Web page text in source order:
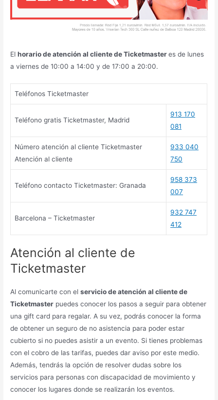
Elhorario de atención al cliente de Ticketmasteres de lunes
a viernes de 10:00 a 14:00 y de 17:00 a 20:00.
Teléfonos Ticketmaster
Teléfono gratis Ticketmaster, Madrid
913 170
081
Número atención al cliente Ticketmaster
Atención al cliente
933 040
750
Teléfono contacto Ticketmaster: Granada
958 373
007
Barcelona – Ticketmaster
932 747
412
Atención al cliente de
Ticketmaster
Al comunicarte con elservicio de atención al cliente de
Ticketmaster puedes conocer los pasos a seguir para obtener
una gift card para regalar. A su vez, podrás conocer la forma
de obtener un seguro de no asistencia para poder estar
cubierto si no puedes asistir a un evento. Si tienes problemas
con el cobro de las tarifas, puedes dar aviso por este medio.
Además, tendrás la opción de resolver dudas sobre los
servicios para personas con discapacidad de movimiento y
conocer los lugares donde se realizarán los eventos.